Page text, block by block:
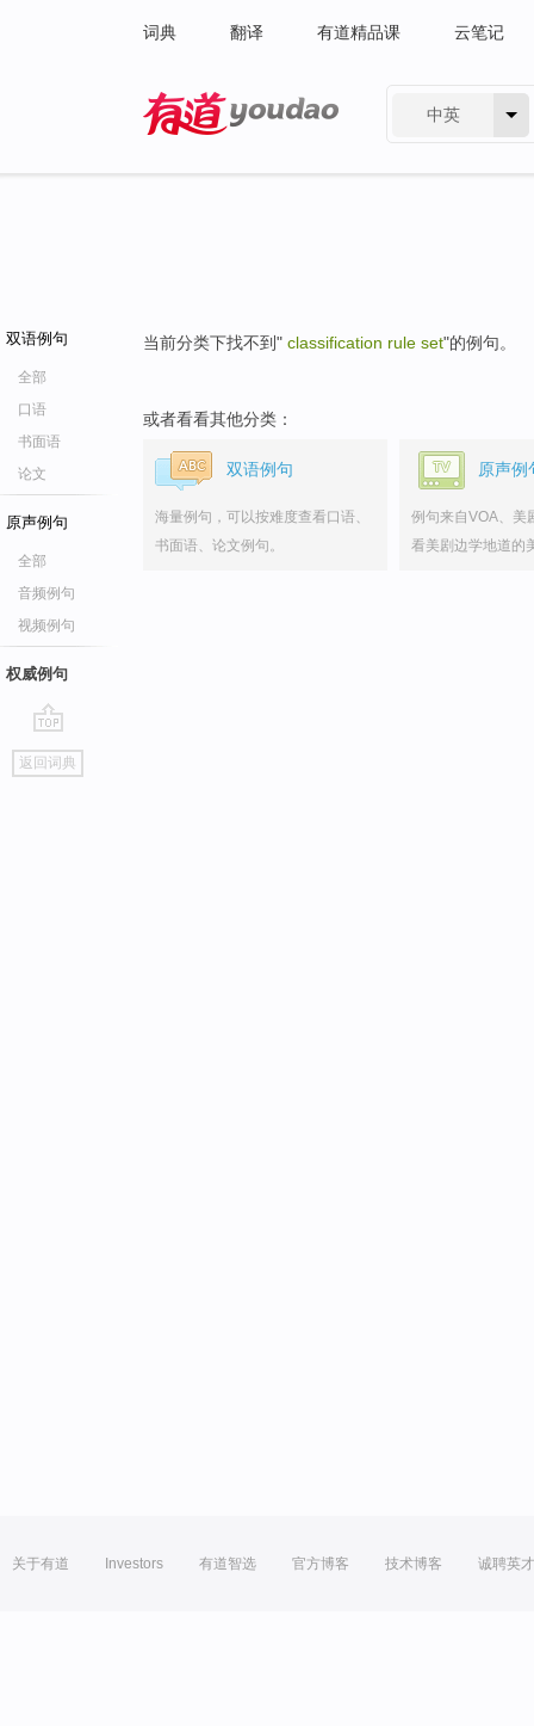
词典 翻译 有道精品课 云笔记
中英
双语例句
全部
口语
书面语
论文
原声例句
全部
音频例句
视频例句
权威例句
go
top
返回词典
当前分类下找不到" classification rule set"的例句。
或者看看其他分类：
双语例句
海量例句，可以按难度查看口语、
书面语、论文例句。
原声例
例句来自VOA、美
看美剧边学地道的
关于有道 Investors 有道智选 官方博客 技术博客 诚聘英才